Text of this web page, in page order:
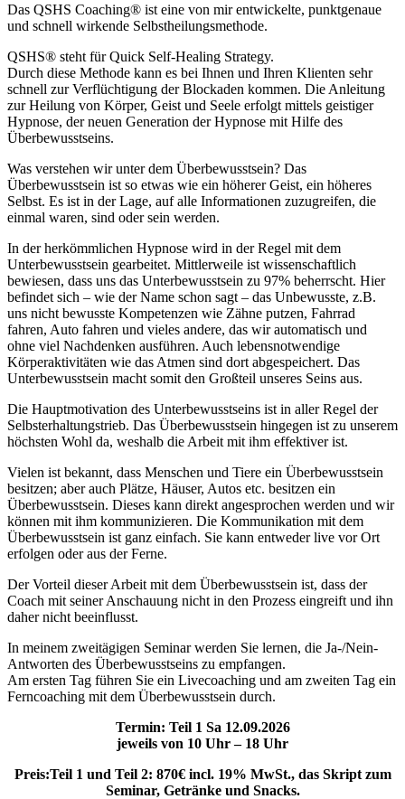
Das QSHS Coaching® ist eine von mir entwickelte, punktgenaue
und schnell wirkende Selbstheilungsmethode.
QSHS® steht für Quick Self-Healing Strategy.
Durch diese Methode kann es bei Ihnen und Ihren Klienten sehr
schnell zur Verflüchtigung der Blockaden kommen. Die Anleitung
zur Heilung von Körper, Geist und Seele erfolgt mittels geistiger
Hypnose, der neuen Generation der Hypnose mit Hilfe des
Überbewusstseins.
Was verstehen wir unter dem Überbewusstsein? Das
Überbewusstsein ist so etwas wie ein höherer Geist, ein höheres
Selbst. Es ist in der Lage, auf alle Informationen zuzugreifen, die
einmal waren, sind oder sein werden.
In der herkömmlichen Hypnose wird in der Regel mit dem
Unterbewusstsein gearbeitet. Mittlerweile ist wissenschaftlich
bewiesen, dass uns das Unterbewusstsein zu 97% beherrscht. Hier
befindet sich – wie der Name schon sagt – das Unbewusste, z.B.
uns nicht bewusste Kompetenzen wie Zähne putzen, Fahrrad
fahren, Auto fahren und vieles andere, das wir automatisch und
ohne viel Nachdenken ausführen. Auch lebensnotwendige
Körperaktivitäten wie das Atmen sind dort abgespeichert. Das
Unterbewusstsein macht somit den Großteil unseres Seins aus.
Die Hauptmotivation des Unterbewusstseins ist in aller Regel der
Selbsterhaltungstrieb. Das Überbewusstsein hingegen ist zu unserem
höchsten Wohl da, weshalb die Arbeit mit ihm effektiver ist.
Vielen ist bekannt, dass Menschen und Tiere ein Überbewusstsein
besitzen; aber auch Plätze, Häuser, Autos etc. besitzen ein
Überbewusstsein. Dieses kann direkt angesprochen werden und wir
können mit ihm kommunizieren. Die Kommunikation mit dem
Überbewusstsein ist ganz einfach. Sie kann entweder live vor Ort
erfolgen oder aus der Ferne.
Der Vorteil dieser Arbeit mit dem Überbewusstsein ist, dass der
Coach mit seiner Anschauung nicht in den Prozess eingreift und ihn
daher nicht beeinflusst.
In meinem zweitägigen Seminar werden Sie lernen, die Ja-/Nein-
Antworten des Überbewusstseins zu empfangen.
Am ersten Tag führen Sie ein Livecoaching und am zweiten Tag ein
Ferncoaching mit dem Überbewusstsein durch.
Termin: Teil 1 Sa 12.09.2026
jeweils von 10 Uhr – 18 Uhr
Preis:Teil 1 und Teil 2: 870€ incl. 19% MwSt., das Skript zum
Seminar, Getränke und Snacks.